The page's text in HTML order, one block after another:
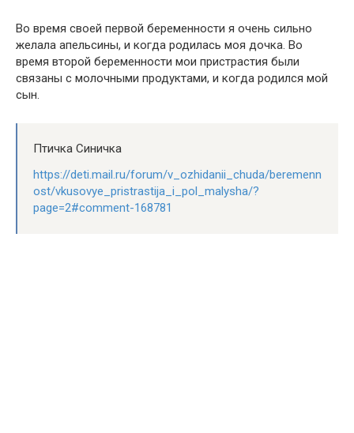
Во время своей первой беременности я очень сильно
желала апельсины, и когда родилась моя дочка. Во
время второй беременности мои пристрастия были
связаны с молочными продуктами, и когда родился мой
сын.
Птичка Синичка
https://deti.mail.ru/forum/v_ozhidanii_chuda/beremenn
ost/vkusovye_pristrastija_i_pol_malysha/?
page=2#comment-168781